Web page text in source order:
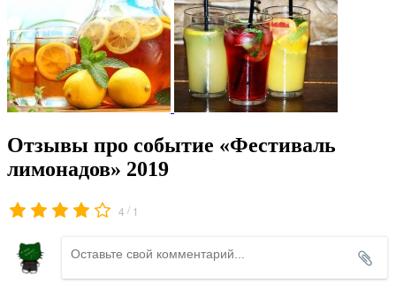
Отзывы про событие «Фестиваль
лимонадов» 2019
4 / 1